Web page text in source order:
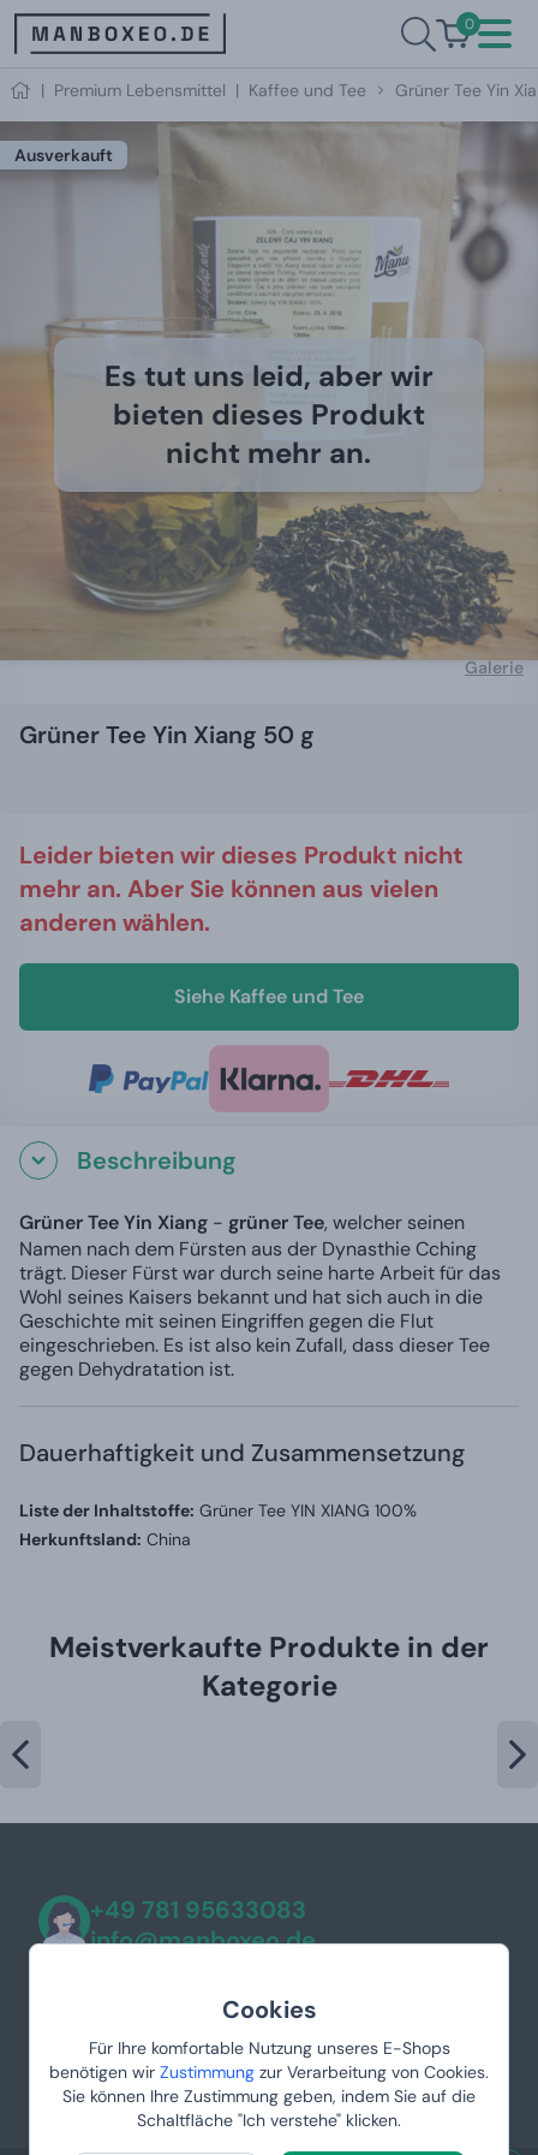
Cookies
Für Ihre komfortable Nutzung unseres E-Shops
benötigen wir Zustimmung zur Verarbeitung von Cookies.
Sie können Ihre Zustimmung geben, indem Sie auf die
Schaltfläche "Ich verstehe" klicken.
0
| Premium Lebensmittel | Kaffee und Tee Grüner Tee Yin
Ausverkauft
Es tut uns leid, aber wir
bieten dieses Produkt
nicht mehr an.
Galerie
Grüner Tee Yin Xiang 50 g
Leider bieten wir dieses Produkt nicht
mehr an. Aber Sie können aus vielen
anderen wählen.
Siehe Kaffee und Tee
Beschreibung
Grüner Tee Yin Xiang - grüner Tee, welcher seinen
Namen nach dem Fürsten aus der Dynasthie Cching
trägt. Dieser Fürst war durch seine harte Arbeit für das
Wohl seines Kaisers bekannt und hat sich auch in die
Geschichte mit seinen Eingriffen gegen die Flut
eingeschrieben. Es ist also kein Zufall, dass dieser Tee
gegen Dehydratation ist.
Dauerhaftigkeit und Zusammensetzung
Liste der Inhaltstoffe: Grüner Tee YIN XIANG 100%
Herkunftsland: China
Meistverkaufte Produkte in der
Kategorie
+49 781 95633083
info@manboxeo.de